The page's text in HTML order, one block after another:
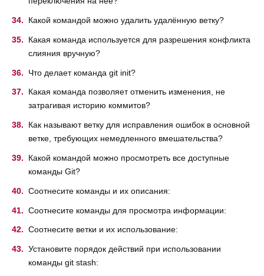
Какой командой можно удалить удалённую ветку?
Какая команда используется для разрешения конфликта
слияния вручную?
Что делает команда git init?
Какая команда позволяет отменить изменения, не
затрагивая историю коммитов?
Как называют ветку для исправления ошибок в основной
ветке, требующих немедленного вмешательства?
Какой командой можно просмотреть все доступные
команды Git?
Соотнесите команды и их описания:
Соотнесите команды для просмотра информации:
Соотнесите ветки и их использование:
Установите порядок действий при использовании
команды git stash: